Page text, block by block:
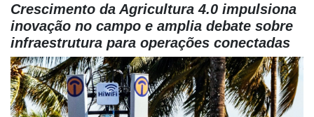
Crescimento da Agricultura 4.0 impulsiona
inovação no campo e amplia debate sobre
infraestrutura para operações conectadas